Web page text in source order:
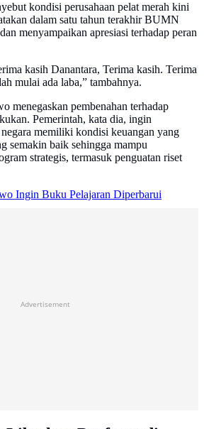
kondisi perusahaan pelat merah kini
dalam satu tahun terakhir BUMN
menyampaikan apresiasi terhadap peran
kasih Danantara, Terima kasih. Terima
mulai ada laba,” tambahnya.
menegaskan pembenahan terhadap
Pemerintah, kata dia, ingin
memiliki kondisi keuangan yang
semakin baik sehingga mampu
strategis, termasuk penguatan riset
Ingin Buku Pelajaran Diperbarui
Advertisement